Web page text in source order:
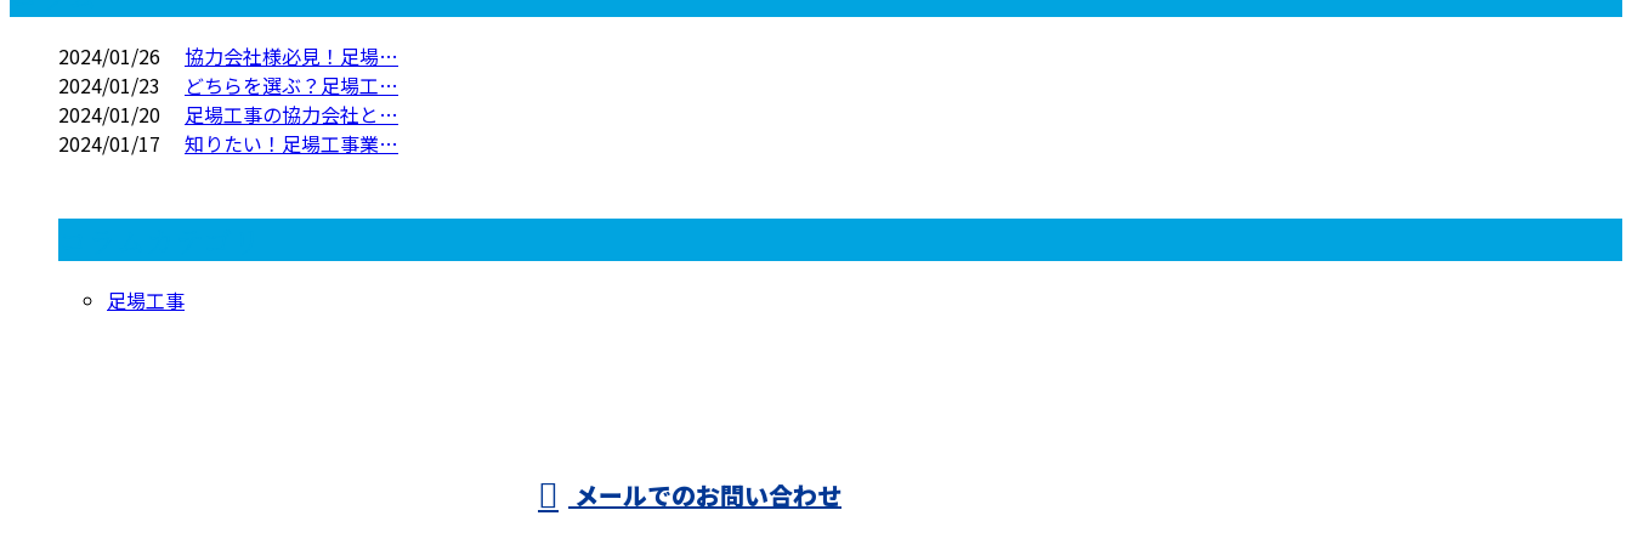
2024/01/26
協力会社様必見！足場…
2024/01/23
どちらを選ぶ？足場工…
2024/01/20
足場工事の協力会社と…
2024/01/17
知りたい！足場工事業…
足場工事
メールでのお問い合わせ